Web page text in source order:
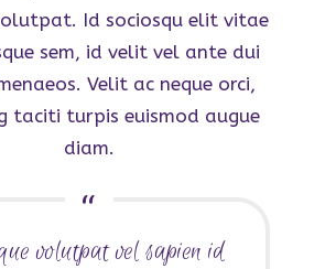
Id sociosqu elit vitae
sem, id velit vel ante dui
Velit ac neque orci,
taciti turpis euismod augue
diam.
volutpat vel sapien id